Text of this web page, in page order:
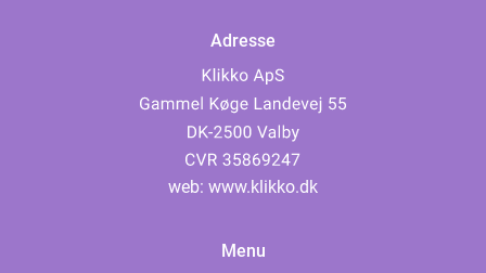
Adresse
web: www.klikko.dk
Menu